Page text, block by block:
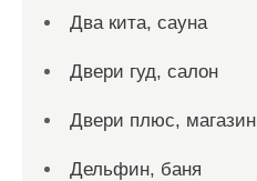
Два кита, сауна
Двери гуд, салон
Двери плюс, магазин
Дельфин, баня